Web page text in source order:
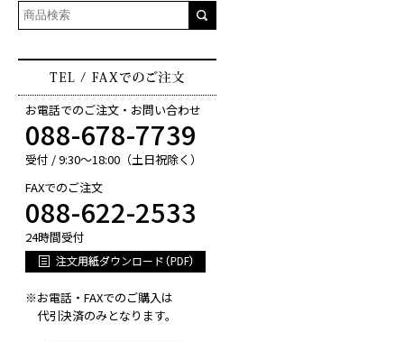
お電話でのご注文・お問い合わせ
088-678-7739
受付 / 9:30～18:00（土日祝除く）
FAXでのご注文
088-622-2533
24時間受付
※お電話・FAXでのご購入は
代引決済のみとなります。